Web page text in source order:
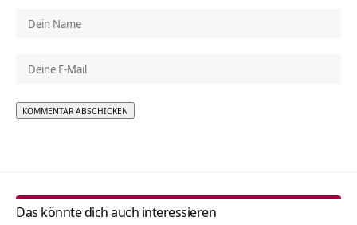
Das könnte dich auch interessieren